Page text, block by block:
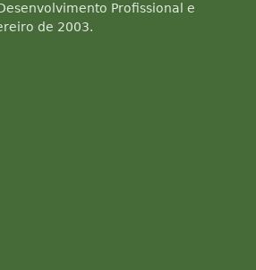
Profissional e
de 2003.